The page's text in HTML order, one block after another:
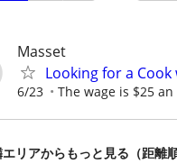
Masset
Looking for a
6/23 The wage is $25
リアからもっと見る（距離順